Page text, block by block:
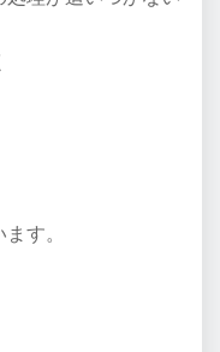
す。